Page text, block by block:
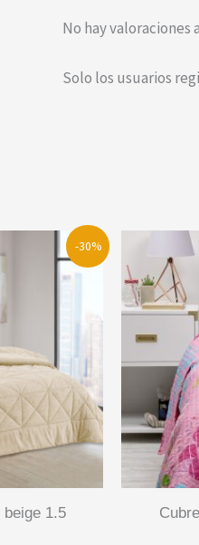
No hay valoraciones
Solo los usuarios
-30%
cubrecama estampado 1.5